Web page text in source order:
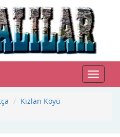
Toggle
Kızlan Köyü